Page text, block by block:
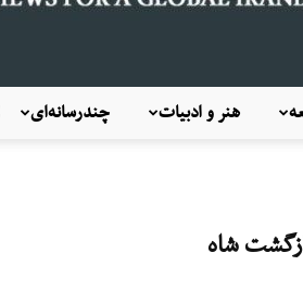
چندرسانه‌ای هنر و ادبیات
شاه